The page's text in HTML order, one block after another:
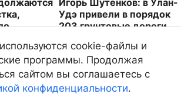
Удэ привели в порядок
203 грунтовые дороги
1286
cookie-файлы и
программы. Продолжая
сайтом вы соглашаетесь с
конфиденциальности.